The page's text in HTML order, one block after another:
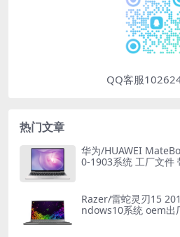
QQ客服
热门文章
华为/HUAWEI
0-1903系统 工厂文件
Razer/雷蛇灵刃15
ndows10系统 oem出